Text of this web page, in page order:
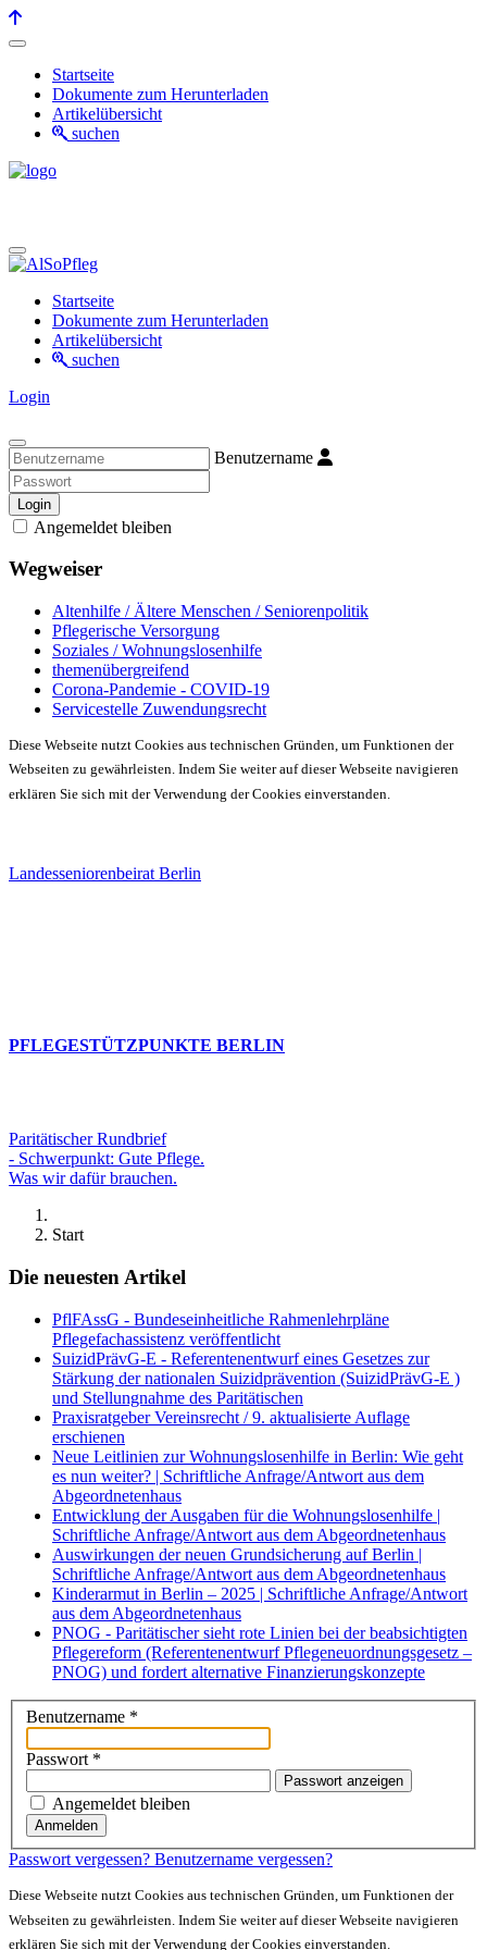
Startseite
Dokumente zum Herunterladen
Artikelübersicht
suchen
Startseite
Dokumente zum Herunterladen
Artikelübersicht
suchen
Login
Benutzername
Login
Angemeldet bleiben
Wegweiser
Altenhilfe / Ältere Menschen / Seniorenpolitik
Pflegerische Versorgung
Soziales / Wohnungslosenhilfe
themenübergreifend
Corona-Pandemie - COVID-19
Servicestelle Zuwendungsrecht
Diese Webseite nutzt Cookies aus technischen Gründen, um Funktionen der
Webseiten zu gewährleisten. Indem Sie weiter auf dieser Webseite navigieren
erklären Sie sich mit der Verwendung der Cookies einverstanden.
Landesseniorenbeirat Berlin
PFLEGESTÜTZPUNKTE BERLIN
Paritätischer Rundbrief
- Schwerpunkt: Gute Pflege.
Was wir dafür brauchen.
Start
Die neuesten Artikel
PflFAssG - Bundeseinheitliche Rahmenlehrpläne
Pflegefachassistenz veröffentlicht
SuizidPrävG-E - Referentenentwurf eines Gesetzes zur
Stärkung der nationalen Suizidprävention (SuizidPrävG-E )
und Stellungnahme des Paritätischen
Praxisratgeber Vereinsrecht / 9. aktualisierte Auflage
erschienen
Neue Leitlinien zur Wohnungslosenhilfe in Berlin: Wie geht
es nun weiter? | Schriftliche Anfrage/Antwort aus dem
Abgeordnetenhaus
Entwicklung der Ausgaben für die Wohnungslosenhilfe |
Schriftliche Anfrage/Antwort aus dem Abgeordnetenhaus
Auswirkungen der neuen Grundsicherung auf Berlin |
Schriftliche Anfrage/Antwort aus dem Abgeordnetenhaus
Kinderarmut in Berlin – 2025 | Schriftliche Anfrage/Antwort
aus dem Abgeordnetenhaus
PNOG - Paritätischer sieht rote Linien bei der beabsichtigten
Pflegereform (Referentenentwurf Pflegeneuordnungsgesetz –
PNOG) und fordert alternative Finanzierungskonzepte
Benutzername *
Passwort *
Passwort anzeigen
Angemeldet bleiben
Anmelden
Passwort vergessen? Benutzername vergessen?
Diese Webseite nutzt Cookies aus technischen Gründen, um Funktionen der
Webseiten zu gewährleisten. Indem Sie weiter auf dieser Webseite navigieren
erklären Sie sich mit der Verwendung der Cookies einverstanden.